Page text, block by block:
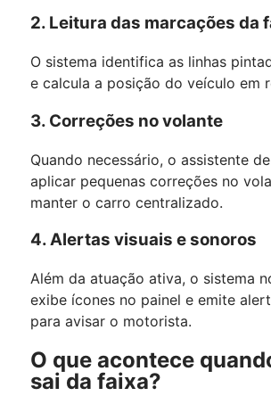
2. Leitura das marcações da
O sistema identifica as linhas
e calcula a posição do veículo em
3. Correções no volante
Quando necessário, o assistente
aplicar pequenas correções no
manter o carro centralizado.
4. Alertas visuais e sonoros
Além da atuação ativa, o sistema
exibe ícones no painel e emite
para avisar o motorista.
O que acontece
sai da faixa?